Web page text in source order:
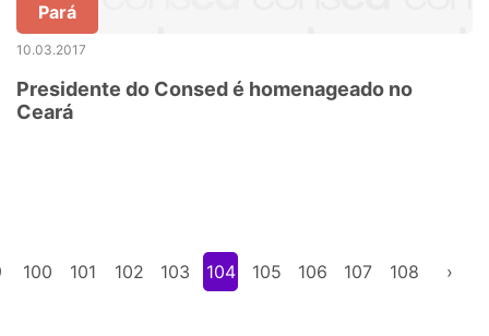
Pará
10.03.2017
Presidente do Consed é homenageado no
Ceará
100 101 102 103 104 105 106 107 108 ›